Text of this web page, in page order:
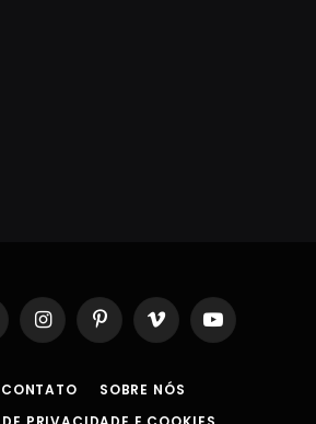
InstagramPinterestVimeo YouTube
CONTATO
SOBRE NÓS